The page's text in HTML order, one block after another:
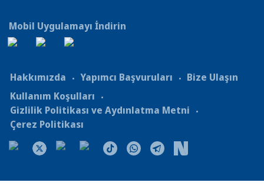
Mobil Uygulamayı İndirin
Hakkımızda Yapımcı Başvuruları
Bize Ulaşın
Kullanım Koşulları
Gizlilik Politikası ve Aydınlatma Metni
Çerez Politikası